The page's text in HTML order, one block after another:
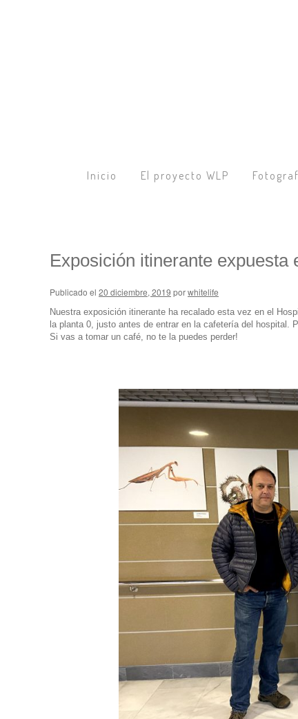
Inicio El proyecto WLP
Exposición itinerante
Publicado el 20 diciembre, 2019 porwhitelife
Nuestra exposición itinerante ha recalado esta vez en el
la planta 0, justo antes de entrar en la cafetería del hospital.
Si vas a tomar un café, no te la puedes perder!